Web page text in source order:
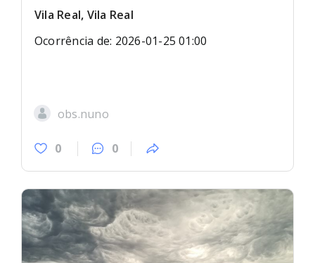
Vila Real, Vila Real
Ocorrência de: 2026-01-25 01:00
obs.nuno
0 0